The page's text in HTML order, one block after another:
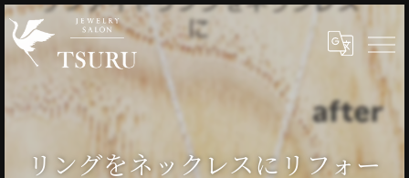
リングをネックレスにリフォー